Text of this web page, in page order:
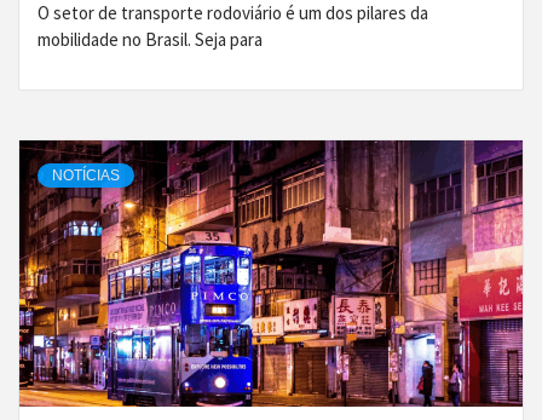
O setor de transporte rodoviário é um dos pilares da
mobilidade no Brasil. Seja para
NOTÍCIAS